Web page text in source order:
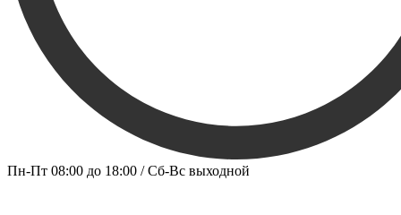
Пн-Пт 08:00 до 18:00 / Сб-Вс выходной